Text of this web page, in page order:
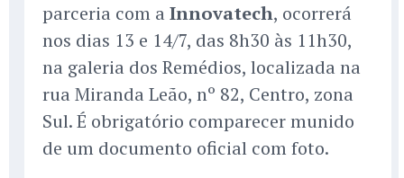
parceria com a Innovatech, ocorrerá
nos dias 13 e 14/7, das 8h30 às 11h30,
na galeria dos Remédios, localizada na
rua Miranda Leão, nº 82, Centro, zona
Sul. É obrigatório comparecer munido
de um documento oficial com foto.